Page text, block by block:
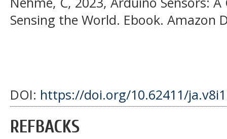
Sensing the World. Ebook. Amazon
DOI: https://doi.org/10.62411/
REFBACKS